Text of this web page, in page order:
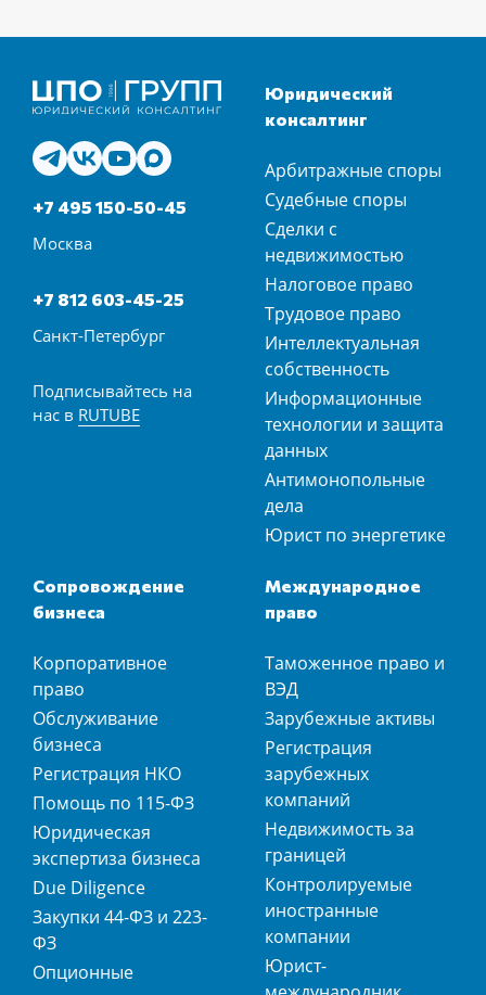
+7 495 150-50-45
Москва
+7 812 603-45-25
Санкт-Петербург
Подписывайтесь на
нас в RUTUBE
Юридический
консалтинг
Арбитражные споры
Судебные споры
Сделки с
недвижимостью
Налоговое право
Трудовое право
Интеллектуальная
собственность
Информационные
технологии и защита
данных
Антимонопольные
дела
Юрист по энергетике
Сопровождение
бизнеса
Корпоративное
право
Обслуживание
бизнеса
Регистрация НКО
Помощь по 115-ФЗ
Юридическая
экспертиза бизнеса
Due Diligence
Закупки 44-ФЗ и 223-
ФЗ
Опционные
Международное
право
Таможенное право и
ВЭД
Зарубежные активы
Регистрация
зарубежных
компаний
Недвижимость за
границей
Контролируемые
иностранные
компании
Юрист-